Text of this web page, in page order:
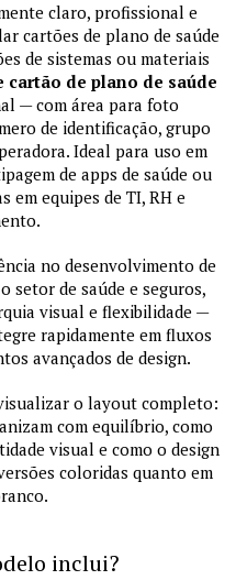
claro, profissional e
cartões de plano de saúde
de sistemas ou materiais
cartão de plano de saúde
— com área para foto
de identificação, grupo
Ideal para uso em
de apps de saúde ou
em equipes de TI, RH e
no desenvolvimento de
setor de saúde e seguros,
visual e flexibilidade —
rapidamente em fluxos
avançados de design.
o layout completo:
com equilíbrio, como
visual e como o design
coloridas quanto em
inclui?